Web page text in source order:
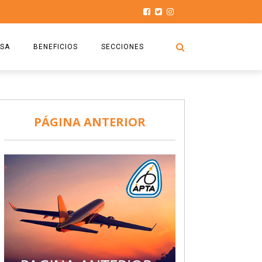
BENEFICIOS
COMISIÓN
SECCIONES
SEGURIDAD AÉREA
TURISMO Y RECREACIÓN
VIDEOS
PÁGINA ANTERIOR